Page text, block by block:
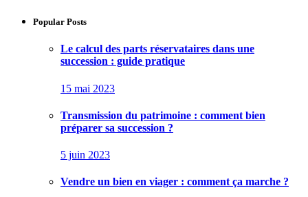
Popular Posts
Le calcul des parts réservataires dans une
succession : guide pratique
15 mai 2023
Transmission du patrimoine : comment bien
préparer sa succession ?
5 juin 2023
Vendre un bien en viager : comment ça marche ?